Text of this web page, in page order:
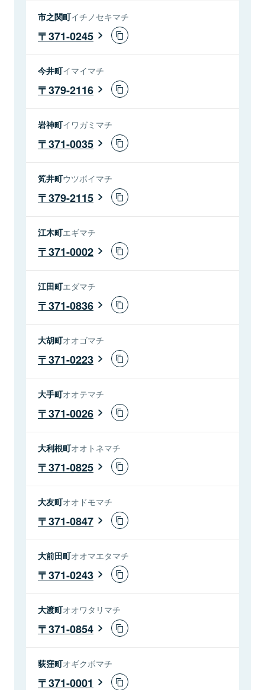
市之関町イチノセキマチ
371-0245
今井町イマイマチ
379-2116
岩神町イワガミマチ
371-0035
笂井町ウツボイマチ
379-2115
江木町エギマチ
371-0002
江田町エダマチ
371-0836
大胡町オオゴマチ
371-0223
大手町オオテマチ
371-0026
大利根町オオトネマチ
371-0825
大友町オオドモマチ
371-0847
大前田町オオマエタマチ
371-0243
大渡町オオワタリマチ
371-0854
荻窪町オギクボマチ
371-0001